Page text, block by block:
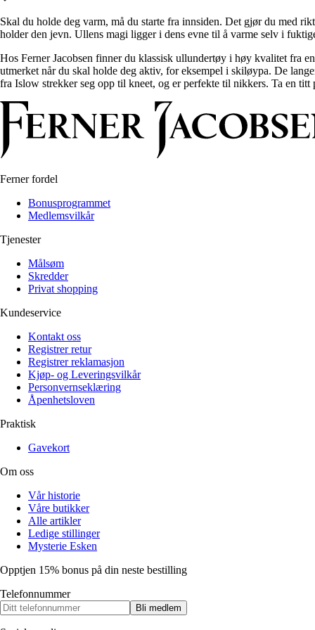
Reise
Informasjon
Tilbehør
Tips og triks
Lukk
Klær
Reise
Informasjon
Tilbehør
Tips og triks
Målsøm
Lukk
Skal du holde deg varm, må du starte fra innsiden. Det gjør du med
holder den jevn. Ullens magi ligger i dens evne til å varme selv i
Hos Ferner Jacobsen finner du klassisk ullundertøy i høy kvalitet fra
utmerket når du skal holde deg aktiv, for eksempel i skiløypa. De
fra Islow strekker seg opp til kneet, og er perfekte til nikkers. Ta en
Ferner fordel
Bonusprogrammet
Medlemsvilkår
Tjenester
Målsøm
Skredder
Privat shopping
Kundeservice
Kontakt oss
Registrer retur
Registrer reklamasjon
Kjøp- og Leveringsvilkår
Personvernseklæring
Åpenhetsloven
Praktisk
Gavekort
Om oss
Vår historie
Våre butikker
Alle artikler
Ledige stillinger
Mysterie Esken
Opptjen 15% bonus på din neste bestilling
Telefonnummer
Bli medlem